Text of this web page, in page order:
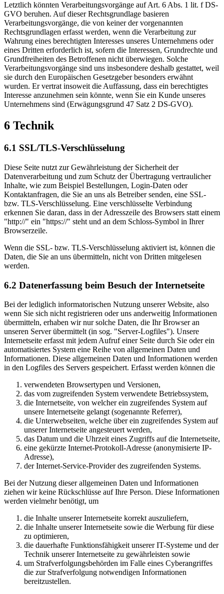
Letztlich könnten Verarbeitungsvorgänge auf Art. 6 Abs. 1 lit. f DS-
GVO beruhen. Auf dieser Rechtsgrundlage basieren
Verarbeitungsvorgänge, die von keiner der vorgenannten
Rechtsgrundlagen erfasst werden, wenn die Verarbeitung zur
Wahrung eines berechtigten Interesses unseres Unternehmens oder
eines Dritten erforderlich ist, sofern die Interessen, Grundrechte und
Grundfreiheiten des Betroffenen nicht überwiegen. Solche
Verarbeitungsvorgänge sind uns insbesondere deshalb gestattet, weil
sie durch den Europäischen Gesetzgeber besonders erwähnt
wurden. Er vertrat insoweit die Auffassung, dass ein berechtigtes
Interesse anzunehmen sein könnte, wenn Sie ein Kunde unseres
Unternehmens sind (Erwägungsgrund 47 Satz 2 DS-GVO).
6 Technik
6.1 SSL/TLS-Verschlüsselung
Diese Seite nutzt zur Gewährleistung der Sicherheit der
Datenverarbeitung und zum Schutz der Übertragung vertraulicher
Inhalte, wie zum Beispiel Bestellungen, Login-Daten oder
Kontaktanfragen, die Sie an uns als Betreiber senden, eine SSL-
bzw. TLS-Verschlüsselung. Eine verschlüsselte Verbindung
erkennen Sie daran, dass in der Adresszeile des Browsers statt einem
"http://" ein "https://" steht und an dem Schloss-Symbol in Ihrer
Browserzeile.
Wenn die SSL- bzw. TLS-Verschlüsselung aktiviert ist, können die
Daten, die Sie an uns übermitteln, nicht von Dritten mitgelesen
werden.
6.2 Datenerfassung beim Besuch der Internetseite
Bei der lediglich informatorischen Nutzung unserer Website, also
wenn Sie sich nicht registrieren oder uns anderweitig Informationen
übermitteln, erhaben wir nur solche Daten, die Ihr Browser an
unseren Server übermittelt (in sog. "Server-Logfiles"). Unsere
Internetseite erfasst mit jedem Aufruf einer Seite durch Sie oder ein
automatisiertes System eine Reihe von allgemeinen Daten und
Informationen. Diese allgemeinen Daten und Informationen werden
in den Logfiles des Servers gespeichert. Erfasst werden können die
verwendeten Browsertypen und Versionen,
das vom zugreifenden System verwendete Betriebssystem,
die Internetseite, von welcher ein zugreifendes System auf
unsere Internetseite gelangt (sogenannte Referrer),
die Unterwebseiten, welche über ein zugreifendes System auf
unserer Internetseite angesteuert werden,
das Datum und die Uhrzeit eines Zugriffs auf die Internetseite,
eine gekürzte Internet-Protokoll-Adresse (anonymisierte IP-
Adresse),
der Internet-Service-Provider des zugreifenden Systems.
Bei der Nutzung dieser allgemeinen Daten und Informationen
ziehen wir keine Rückschlüsse auf Ihre Person. Diese Informationen
werden vielmehr benötigt, um
die Inhalte unserer Internetseite korrekt auszuliefern,
die Inhalte unserer Internetseite sowie die Werbung für diese
zu optimieren,
die dauerhafte Funktionsfähigkeit unserer IT-Systeme und der
Technik unserer Internetseite zu gewährleisten sowie
um Strafverfolgungsbehörden im Falle eines Cyberangriffes
die zur Strafverfolgung notwendigen Informationen
bereitzustellen.